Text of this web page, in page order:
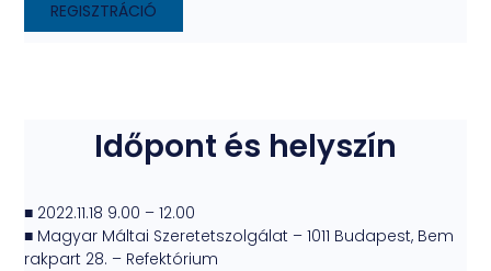
REGISZTRÁCIÓ
Időpont és helyszín
■ 2022.11.18 9.00 – 12.00
■ Magyar Máltai Szeretetszolgálat – 1011 Budapest, Bem
rakpart 28. – Refektórium